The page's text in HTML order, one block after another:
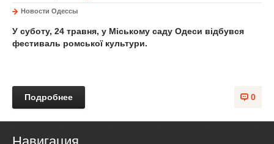
Новости Одессы
У суботу, 24 травня, у Міському саду Одеси відбувся
фестиваль ромської культури.
0
Подробнее